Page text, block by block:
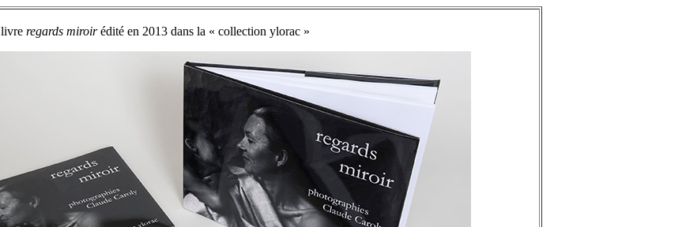
livreregards miroirédité en 2013 dans la « collection ylorac »